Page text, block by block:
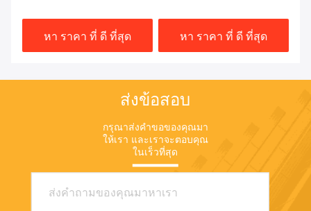
1000DX1000D 20X20
750Gหา ราคา ที่ ดี ที่สุด
610GSM
หา ราคา ที่ ดี ที่สุด
ส่งข้อสอบ
กรุณาส่งคําขอของคุณมา
ให้เรา และเราจะตอบคุณ
ในเร็วที่สุด